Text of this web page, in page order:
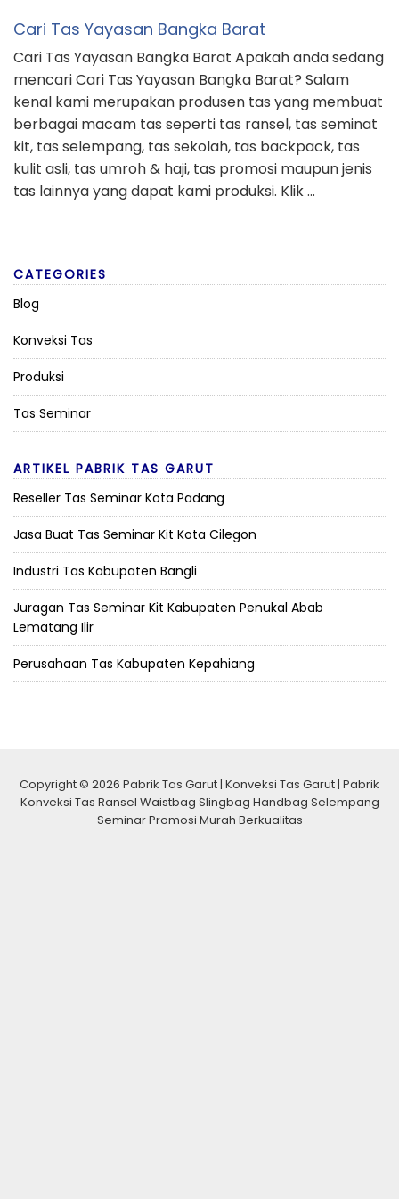
Cari Tas Yayasan Bangka Barat
Cari Tas Yayasan Bangka Barat Apakah anda sedang
mencari Cari Tas Yayasan Bangka Barat? Salam
kenal kami merupakan produsen tas yang membuat
berbagai macam tas seperti tas ransel, tas seminat
kit, tas selempang, tas sekolah, tas backpack, tas
kulit asli, tas umroh & haji, tas promosi maupun jenis
tas lainnya yang dapat kami produksi. Klik …
CATEGORIES
Blog
Konveksi Tas
Produksi
Tas Seminar
ARTIKEL PABRIK TAS GARUT
Reseller Tas Seminar Kota Padang
Jasa Buat Tas Seminar Kit Kota Cilegon
Industri Tas Kabupaten Bangli
Juragan Tas Seminar Kit Kabupaten Penukal Abab
Lematang Ilir
Perusahaan Tas Kabupaten Kepahiang
Copyright © 2026 Pabrik Tas Garut | Konveksi Tas Garut | Pabrik
Konveksi Tas Ransel Waistbag Slingbag Handbag Selempang
Seminar Promosi Murah Berkualitas